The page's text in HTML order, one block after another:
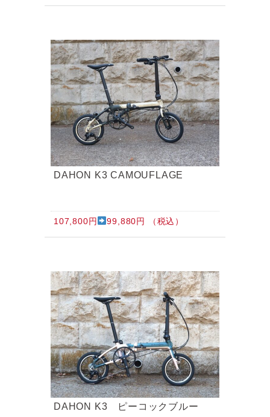
DAHON K3 CAMOUFLAGE
107,800円 99,880円 （税込）
DAHON K3 ピーコックブルー